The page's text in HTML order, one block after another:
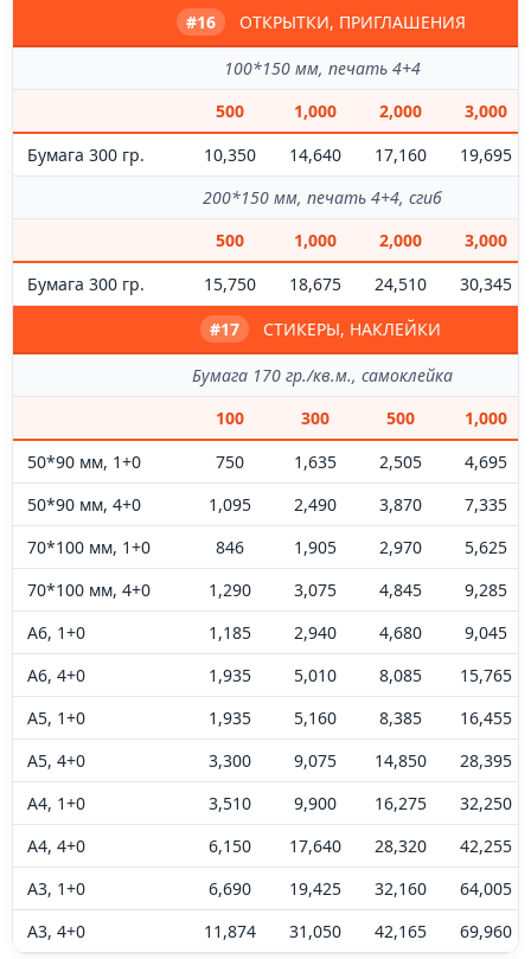
#16
ОТКРЫТКИ, ПРИГЛАШЕНИЯ
100*150 мм, печать 4+4
500
1,000 2,000
3,000
Бумага 300 гр.
10,350 14,640 17,160
19,695
200*150 мм, печать 4+4, сгиб
500
1,000 2,000
3,000
Бумага 300 гр.
15,750 18,675 24,510
30,345
#17
СТИКЕРЫ, НАКЛЕЙКИ
Бумага 170 гр./кв.м., самоклейка
100
300 500
1,000
50*90 мм, 1+0
750 1,635 2,505
4,695
50*90 мм, 4+0
1,095 2,490 3,870
7,335
70*100 мм, 1+0
846 1,905 2,970
5,625
70*100 мм, 4+0
1,290 3,075 4,845
9,285
А6, 1+0
1,185 2,940 4,680
9,045
А6, 4+0
1,935 5,010 8,085
15,765
А5, 1+0
1,935 5,160 8,385
16,455
А5, 4+0
3,300 9,075 14,850
28,395
А4, 1+0
3,510 9,900 16,275
32,250
А4, 4+0
6,150 17,640 28,320
42,255
А3, 1+0
6,690 19,425 32,160
64,005
А3, 4+0
11,874 31,050 42,165 69,960